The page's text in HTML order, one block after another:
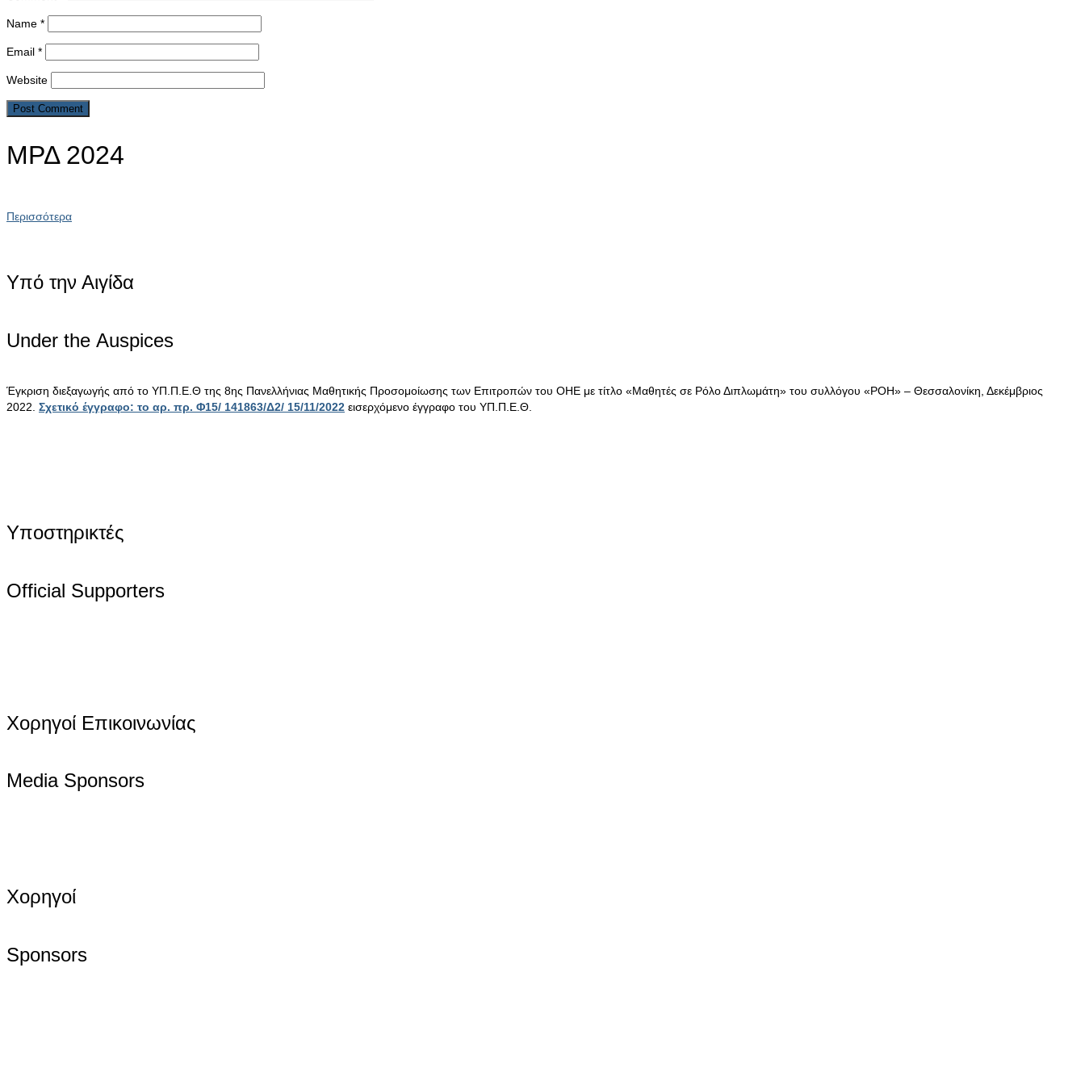
Name *
Email *
Website
ΜΡΔ 2024
Περισσότερα
Υπό την Αιγίδα
Under the Αuspices
Έγκριση διεξαγωγής από το ΥΠ.Π.Ε.Θ της 8ης Πανελλήνιας Μαθητικής Προσομοίωσης των Επιτροπών του ΟΗΕ με τίτλο «Μαθητές σε Ρόλο Διπλωμάτη» του συλλόγου «ΡΟΗ» – Θεσσαλονίκη, Δεκέμβριος
2022. Σχετικό έγγραφο: το αρ. πρ. Φ15/ 141863/Δ2/ 15/11/2022 εισερχόμενο έγγραφο του ΥΠ.Π.Ε.Θ.
Υποστηρικτές
Official Supporters
Χορηγοί Επικοινωνίας
Media Sponsors
Χορηγοί
Sponsors